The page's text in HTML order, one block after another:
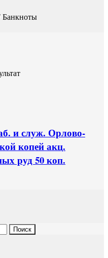
Банкноты
и служ. Орлово-
копей акц.
руд 50 коп.